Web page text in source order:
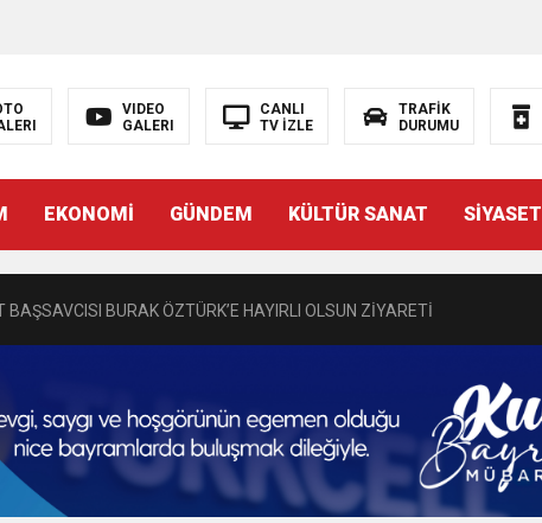
VIDEO
GALERI
CANLI
TV İZLE
TRAFİK
DURUMU
EKONOMİ GÜNDEM KÜLTÜR SANAT SİYASET
BAŞSAVCISI BURAK ÖZTÜRK’E HAYIRLI OLSUN ZİYARETİ
PERDE ARKASI: GÖRÜNENDEN DAHA FAZLASI MI VAR?
Törenle Hizmete Açıldı